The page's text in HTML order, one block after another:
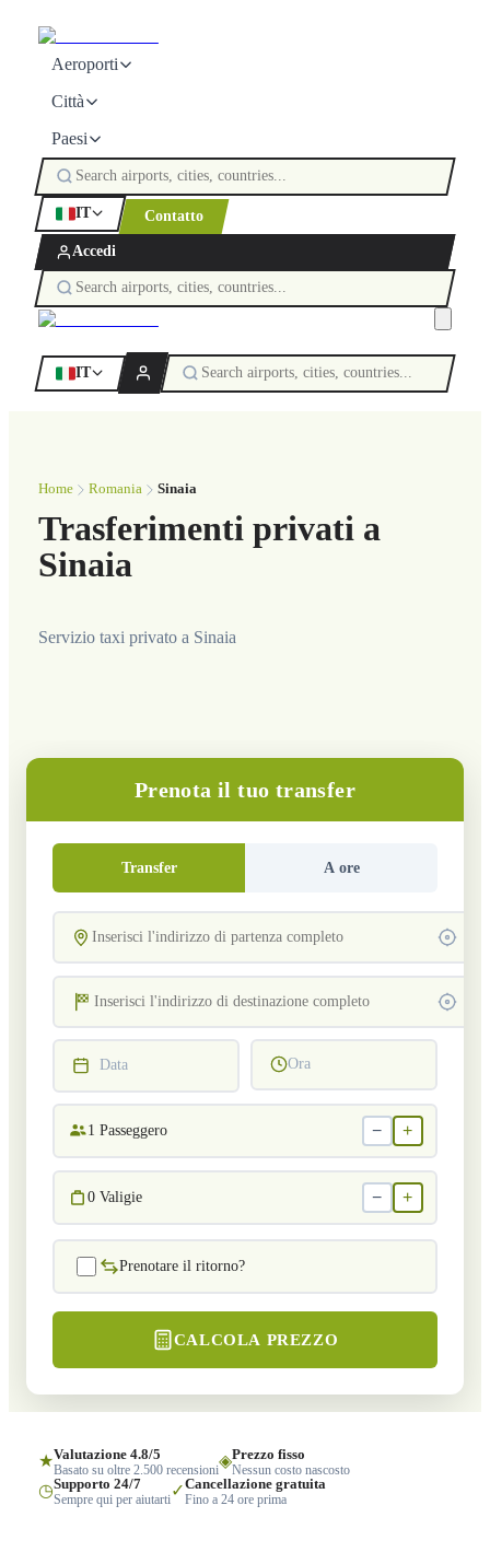
Aeroporti
Città
Paesi
IT Contatto
Accedi
IT
Home Romania Sinaia
Trasferimenti privati a
Sinaia
Servizio taxi privato a Sinaia
Prenota il tuo transfer
Transfer A ore
Data Ora
1 Passeggero − +
0 Valigie − +
Prenotare il ritorno?
CALCOLA PREZZO
★Valutazione 4.8/5
Basato su oltre 2.500 recensioni◈Prezzo fisso
Nessun costo nascosto
◷Supporto 24/7
Sempre qui per aiutarti✓Cancellazione gratuita
Fino a 24 ore prima